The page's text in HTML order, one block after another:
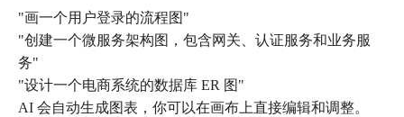
"画一个用户登录的流程图"
"创建一个微服务架构图，包含网关、认证服务和业务服
务"
"设计一个电商系统的数据库 ER 图"
AI 会自动生成图表，你可以在画布上直接编辑和调整。